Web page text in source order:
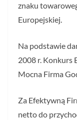
znaku
Europejskiej.
Na podstawie
2008 r. Konkurs
Mocna Firma
Za Efektywną
netto do